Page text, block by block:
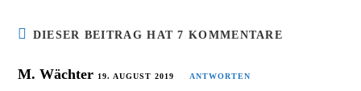
DIESER BEITRAG HAT 7 KOMMENTARE
M. Wächter 19. AUGUST 2019 ANTWORTEN